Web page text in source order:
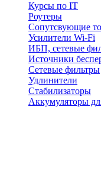
Курсы по IT
Роутеры
Сопутсвующие
Усилители Wi-Fi
ИБП, сетевые
Источники
Сетевые фильтры
Удлинители
Стабилизаторы
Аккумуляторы